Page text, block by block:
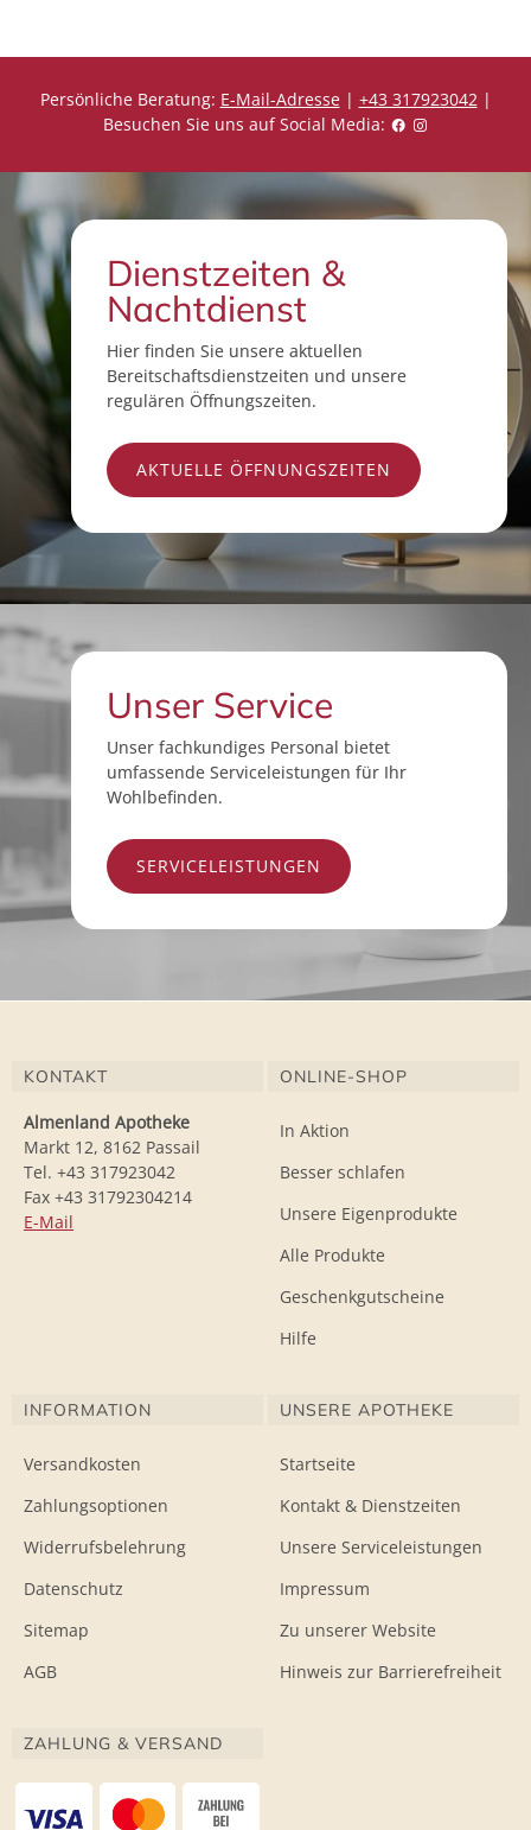
Persönliche Beratung: E-Mail-Adresse| +43 317923042|
Besuchen Sie uns auf Social Media:
Dienstzeiten &
Nachtdienst
Hier finden Sie unsere aktuellen
Bereitschaftsdienstzeiten und unsere
regulären Öffnungszeiten.
AKTUELLE ÖFFNUNGSZEITEN
Unser Service
Unser fachkundiges Personal bietet
umfassende Serviceleistungen für Ihr
Wohlbefinden.
SERVICELEISTUNGEN
KONTAKT
Almenland Apotheke
Markt 12, 8162 Passail
Tel. +43 317923042
Fax +43 31792304214
E-Mail
ONLINE-SHOP
In Aktion
Besser schlafen
Unsere Eigenprodukte
Alle Produkte
Geschenkgutscheine
Hilfe
INFORMATION
Versandkosten
Zahlungsoptionen
Widerrufsbelehrung
Datenschutz
Sitemap
AGB
UNSERE APOTHEKE
Startseite
Kontakt & Dienstzeiten
Unsere Serviceleistungen
Impressum
Zu unserer Website
Hinweis zur Barrierefreiheit
ZAHLUNG & VERSAND